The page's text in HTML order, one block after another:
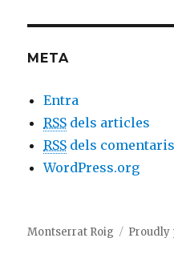
META
Entra
RSS dels articles
RSS dels comentaris
WordPress.org
Montserrat Roig Proudly